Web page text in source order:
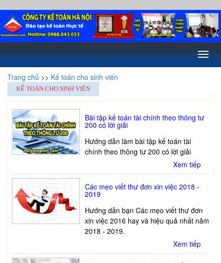
Toggle
Trang chủ >> Kế toán cho sinh viên
KẾ TOÁN CHO SINH VIÊN
Bài tập kế toán tài chính theo thông tư
200 có lời giải
Hướng dẫn làm bài tập kế toán tài
chính theo thông tư 200 có lời giải
Xem tiếp
Các mẹo viết thư đơn xin việc 2018 -
2019
Hướng dẫn bạn Các mẹo viết thư đơn
xin việc 2016 hay và hiệu quả nhất năm
2018 - 2019.
Xem tiếp